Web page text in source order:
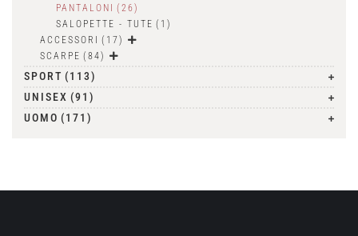
PANTALONI
(26)
SALOPETTE - TUTE (1)
ACCESSORI
(17)
SCARPE (84)
SPORT (113)
UNISEX (91)
UOMO (171)